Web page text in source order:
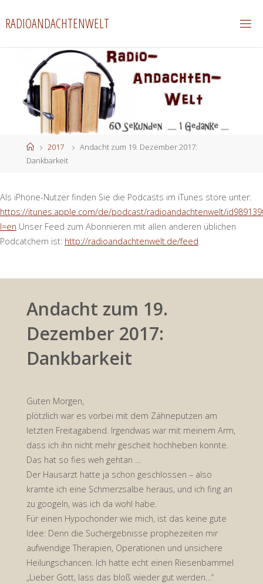
Inhalt
RADIOANDACHTENWELT
Start2017
Andacht zum 19. Dezember 2017:
Dankbarkeit
Als iPhone-Nutzer finden Sie die Podcasts im iTunes store unter:
https://itunes.apple.com/de/podcast/radioandachtenwelt/
l=en Unser Feed zum Abonnieren mit allen anderen üblichen
Podcatchern ist: http://radioandachtenwelt.de/feed
Andacht zum 19.
Dezember 2017:
Dankbarkeit
Guten Morgen,
plötzlich war es vorbei mit dem Zähneputzen am
letzten Freitagabend. Irgendwas war mit meinem Arm,
dass ich ihn nicht mehr gescheit hochheben konnte.
Das hat so fies weh gehtan …
Der Hausarzt hatte ja schon geschlossen – also
kramte ich eine Schmerzsalbe heraus, und ich fing an
zu googeln, was ich da wohl habe.
Für einen Hypochonder wie mich, ist das keine gute
Idee: Denn die Suchergebnisse prophezeiten mir
aufwendige Therapien, Operationen und unsichere
Heilungschancen. Ich hatte echt einen Riesenbammel
„Lieber Gott, lass das bloß wieder gut werden…“